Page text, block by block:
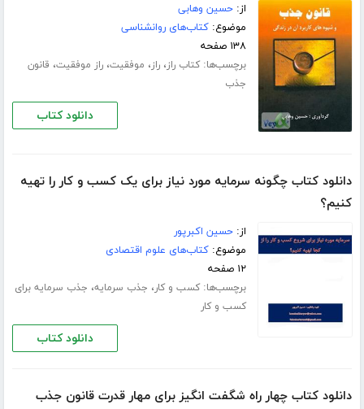
از:حسین وهابی
موضوع:کتاب‌های روانشناسی
۱۳۸ صفحه
برچسب‌ها:کتاب راز،راز، موفقیت،راز موفقیت، قانون
جذب
دانلود کتاب
دانلود کتاب چگونه سرمایه مورد نیاز برای یک کسب و کار را تهیه
کنیم؟
از:حسین اکبرپور
موضوع:کتاب‌های علوم اقتصادی
۱۲ صفحه
برچسب‌ها:کسب و کار، جذب سرمایه، جذب سرمایه برای
کسب و کار
دانلود کتاب
دانلود کتاب چهار راه شگفت انگیز برای مهار قدرت قانون جذب